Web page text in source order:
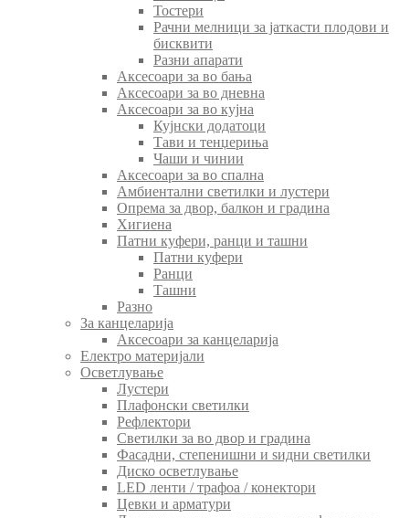
Тостери
Рачни мелници за јаткасти плодови и
бисквити
Разни апарати
Аксесоари за во бања
Аксесоари за во дневна
Аксесоари за во кујна
Кујнски додатоци
Тави и тенџериња
Чаши и чинии
Аксесоари за во спална
Амбиентални светилки и лустери
Опрема за двор, балкон и градина
Хигиена
Патни куфери, ранци и ташни
Патни куфери
Ранци
Ташни
Разно
За канцеларија
Аксесоари за канцеларија
Електро материјали
Осветлување
Лустери
Плафонски светилки
Рефлектори
Светилки за во двор и градина
Фасадни, степенишни и ѕидни светилки
Диско осветлување
LED ленти / трафоа / конектори
Цевки и арматури